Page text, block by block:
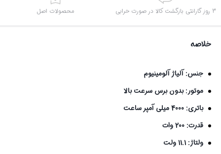
3 روز گارانتی بازگشت کالا در صورت خرابی محصولات اصل
خلاصه
جنس: آلیاژ آلومینیوم
موتور: بدون برس سرعت بالا
باتری: 4000 میلی آمپر ساعت
قدرت: 200 وات
ولتاژ: 11.1 ولت